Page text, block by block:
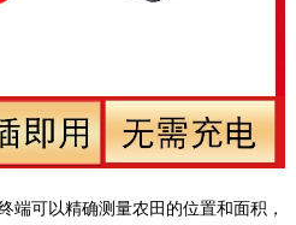
端可以精确测量农田的位置和面积，